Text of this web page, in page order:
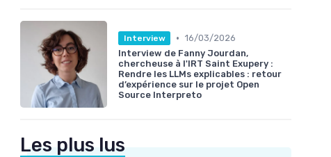
Interview • 16/03/2026
Interview de Fanny Jourdan,
chercheuse à l'IRT Saint Exupery :
Rendre les LLMs explicables : retour
d’expérience sur le projet Open
Source Interpreto
Les plus lus